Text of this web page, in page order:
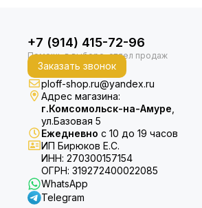
+7 (914) 415-72-96
Заказать звонок
ploff-shop.ru@yandex.ru
Адрес магазина:
г.Комсомольск-на-Амуре
ул.Базовая 5
Ежедневно с 10 до 19 часов
ИП Бирюков Е.С.
ИНН: 270300157154
ОГРН: 319272400022085
WhatsApp
Telegram